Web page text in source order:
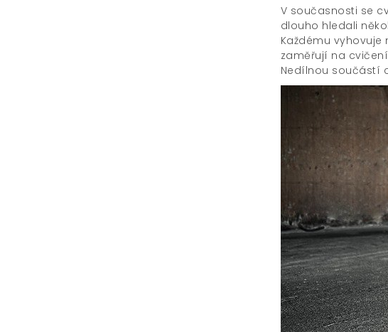
V současnosti se
dlouho hledali
Každému
zaměřují na
Nedílnou součástí